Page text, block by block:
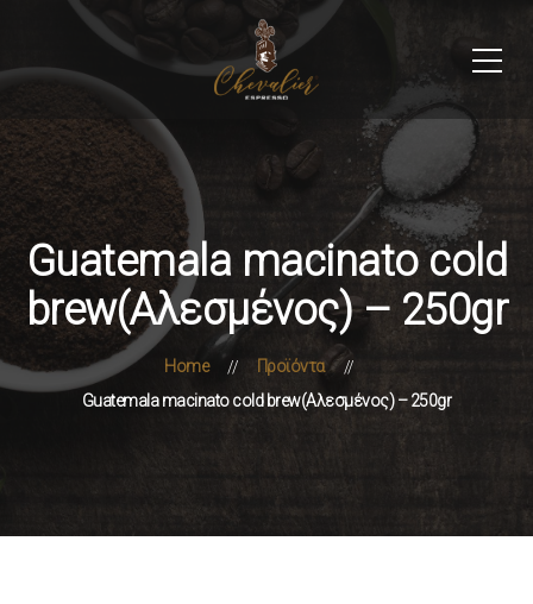
Guatemala macinato cold
brew(Αλεσμένος) – 250gr
Home
Προϊόντα
Guatemala macinato cold brew(Αλεσμένος) – 250gr